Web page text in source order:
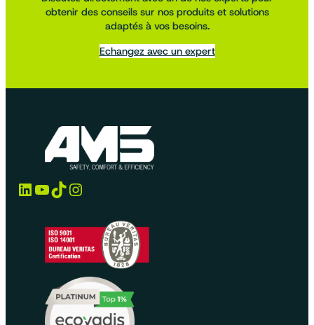
obtenir des conseils sur nos produits et solutions
adaptés à vos besoins.
Echangez avec un expert
LinkedIn YouTube TikTok Instagram